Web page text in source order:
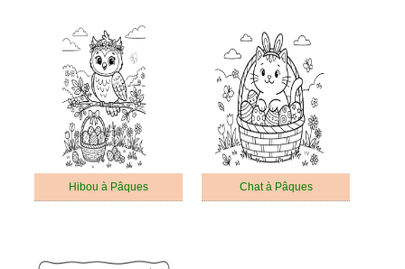
Hibou à Pâques Chat à Pâques